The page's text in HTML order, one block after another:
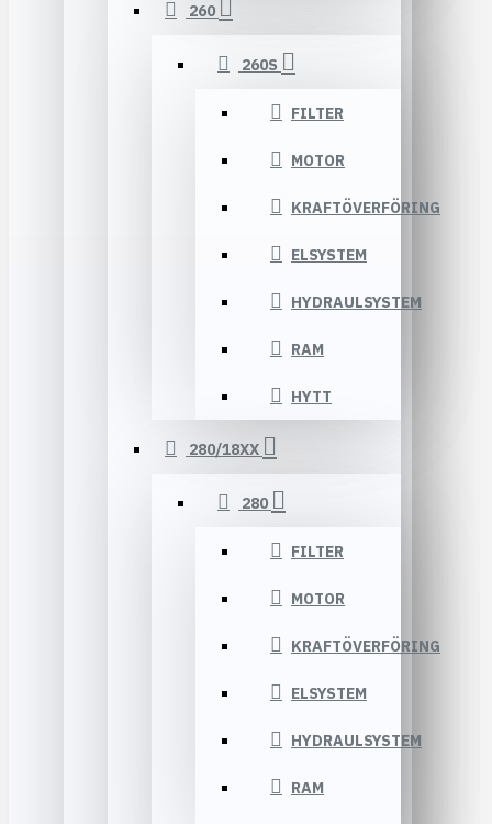
260
260S
FILTER
MOTOR
KRAFTÖVERFÖRING
ELSYSTEM
HYDRAULSYSTEM
RAM
HYTT
280/18XX
280
FILTER
MOTOR
KRAFTÖVERFÖRING
ELSYSTEM
HYDRAULSYSTEM
RAM